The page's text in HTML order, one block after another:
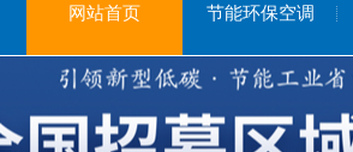
网站首页 节能环保空调